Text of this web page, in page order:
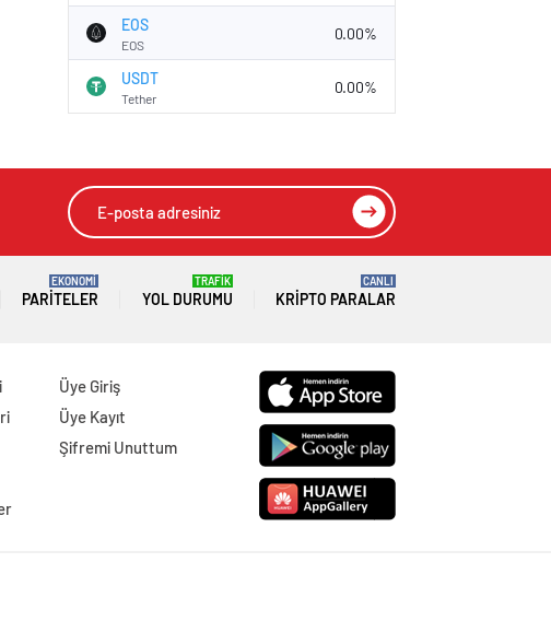
EOS
EOS
0.00%
USDT
Tether
0.00%
PARITELER
EKONOMİ
YOL DURUMU
TRAFİK
KRIPTO PARALAR
CANLI
Üye Giriş
Üye Kayıt
Şifremi Unuttum